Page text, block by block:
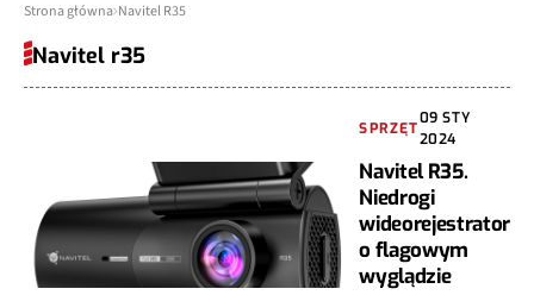
Strona główna Navitel R35
Navitel r35
SPRZĘT
09 STY
2024
Navitel R35.
Niedrogi
wideorejestrator
o flagowym
wyglądzie